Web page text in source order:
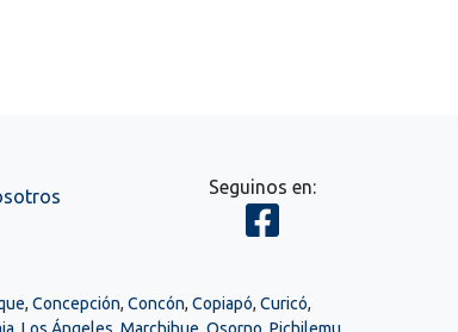
Seguinos en:
, Concepción, Concón, Copiapó, Curicó,